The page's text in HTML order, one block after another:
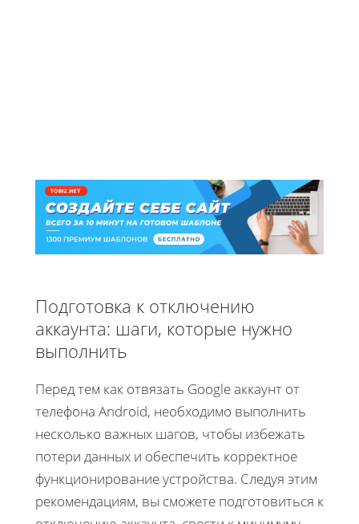
Подготовка к отключению
аккаунта: шаги, которые нужно
выполнить
Перед тем как отвязать Google аккаунт от
телефона Android, необходимо выполнить
несколько важных шагов, чтобы избежать
потери данных и обеспечить корректное
функционирование устройства. Следуя этим
рекомендациям, вы сможете подготовиться к